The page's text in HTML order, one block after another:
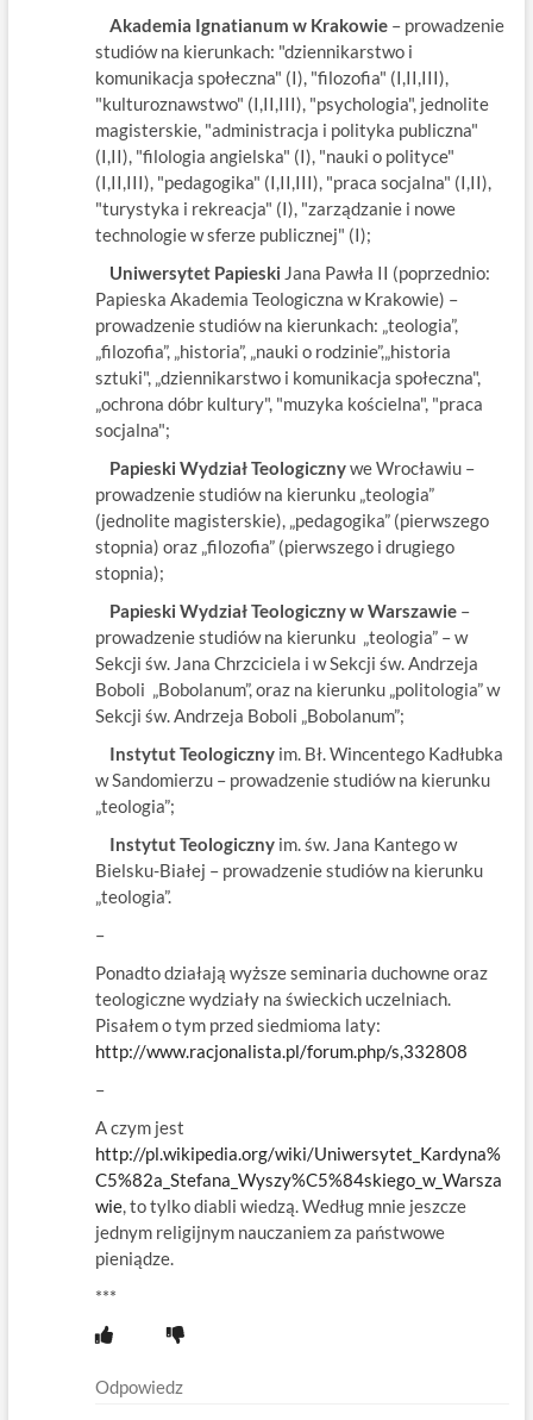
Akademia Ignatianum w Krakowie– prowadzenie
studiów na kierunkach: "dziennikarstwo i
komunikacja społeczna" (I), "filozofia" (I,II,III),
"kulturoznawstwo" (I,II,III), "psychologia", jednolite
magisterskie, "administracja i polityka publiczna"
(I,II), "filologia angielska" (I), "nauki o polityce"
(I,II,III), "pedagogika" (I,II,III), "praca socjalna" (I,II),
"turystyka i rekreacja" (I), "zarządzanie i nowe
technologie w sferze publicznej" (I);
Uniwersytet Papieski Jana Pawła II (poprzednio:
Papieska Akademia Teologiczna w Krakowie) –
prowadzenie studiów na kierunkach: „teologia”,
„filozofia”, „historia”, „nauki o rodzinie”,„historia
sztuki", „dziennikarstwo i komunikacja społeczna",
„ochrona dóbr kultury", "muzyka kościelna", "praca
socjalna";
Papieski Wydział Teologicznywe Wrocławiu –
prowadzenie studiów na kierunku „teologia”
(jednolite magisterskie), „pedagogika” (pierwszego
stopnia) oraz „filozofia” (pierwszego i drugiego
stopnia);
Papieski Wydział Teologiczny w Warszawie–
prowadzenie studiów na kierunku „teologia” – w
Sekcji św. Jana Chrzciciela i w Sekcji św. Andrzeja
Boboli „Bobolanum”, oraz na kierunku „politologia” w
Sekcji św. Andrzeja Boboli „Bobolanum”;
Instytut Teologicznyim. Bł. Wincentego Kadłubka
w Sandomierzu – prowadzenie studiów na kierunku
„teologia”;
Instytut Teologicznyim. św. Jana Kantego w
Bielsku-Białej – prowadzenie studiów na kierunku
„teologia”.
–
Ponadto działają wyższe seminaria duchowne oraz
teologiczne wydziały na świeckich uczelniach.
Pisałem o tym przed siedmioma laty:
http://www.racjonalista.pl/forum.php/s,332808
–
A czym jest
http://pl.wikipedia.org/wiki/Uniwersytet_Kardyna%
C5%82a_Stefana_Wyszy%C5%84skiego_w_Warsza
wie, to tylko diabli wiedzą. Według mnie jeszcze
jednym religijnym nauczaniem za państwowe
pieniądze.
***
Odpowiedz